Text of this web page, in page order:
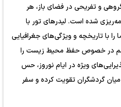
و تفریحی در فضای باز، هر
شده است. لیدرهای تور با
با تاریخچه و ویژگی‌های جغرافیایی
در خصوص حفظ محیط زیست را
ویژه در ایام نوروز، حس
گردشگران تقویت کرده و سفر